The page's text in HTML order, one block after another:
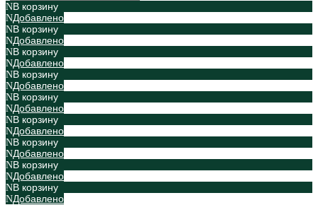
В корзину
Добавлено
В корзину
Добавлено
В корзину
Добавлено
В корзину
Добавлено
В корзину
Добавлено
В корзину
Добавлено
В корзину
Добавлено
В корзину
Добавлено
В корзину
Добавлено